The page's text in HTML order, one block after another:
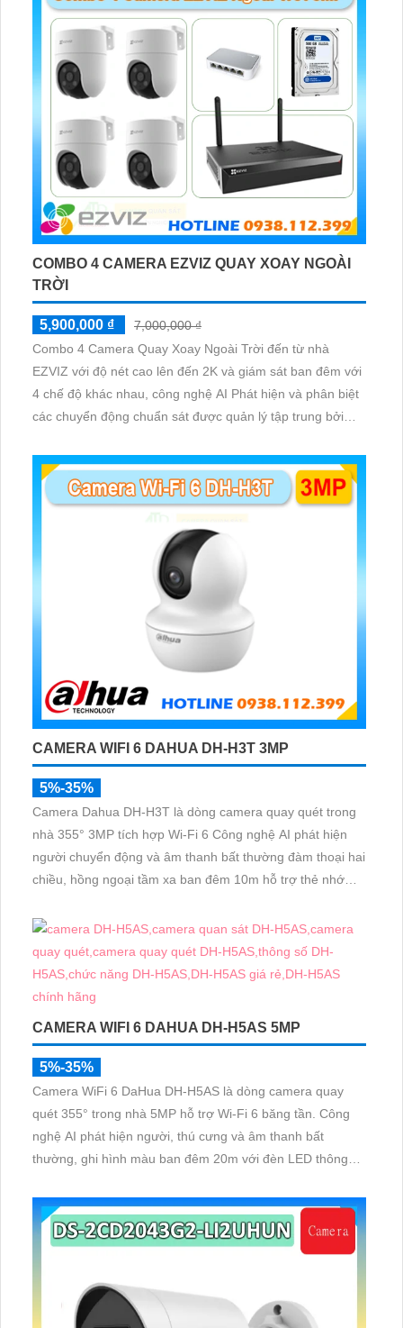
COMBO 4 CAMERA EZVIZ QUAY XOAY NGOÀI
TRỜI
5,900,000 ₫
7,000,000 ₫
Combo 4 Camera Quay Xoay Ngoài Trời đến từ nhà
EZVIZ với độ nét cao lên đến 2K và giám sát ban đêm với
4 chế độ khác nhau, công nghệ AI Phát hiện và phân biệt
các chuyển động chuẩn sát được quản lý tập trung bởi
CAMERA WIFI 6 DAHUA DH-H3T 3MP
5%-35%
Camera Dahua DH-H3T là dòng camera quay quét trong
nhà 355° 3MP tích hợp Wi-Fi 6 Công nghệ AI phát hiện
người chuyển động và âm thanh bất thường đàm thoại hai
chiều, hồng ngoại tầm xa ban đêm 10m hỗ trợ thẻ nhớ
DMSS
CAMERA WIFI 6 DAHUA DH-H5AS 5MP
5%-35%
Camera WiFi 6 DaHua DH-H5AS là dòng camera quay
quét 355° trong nhà 5MP hỗ trợ Wi-Fi 6 băng tần. Công
nghệ AI phát hiện người, thú cưng và âm thanh bất
thường, ghi hình màu ban đêm 20m với đèn LED thông
ứng dụng DMSS,